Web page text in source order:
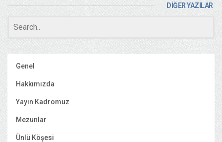
DİĞER YAZILAR
Genel
Hakkımızda
Yayın Kadromuz
Mezunlar
Ünlü Köşesi